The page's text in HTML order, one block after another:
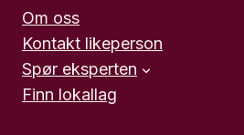
Om oss
Kontakt likeperson
Spør eksperten
Finn lokallag